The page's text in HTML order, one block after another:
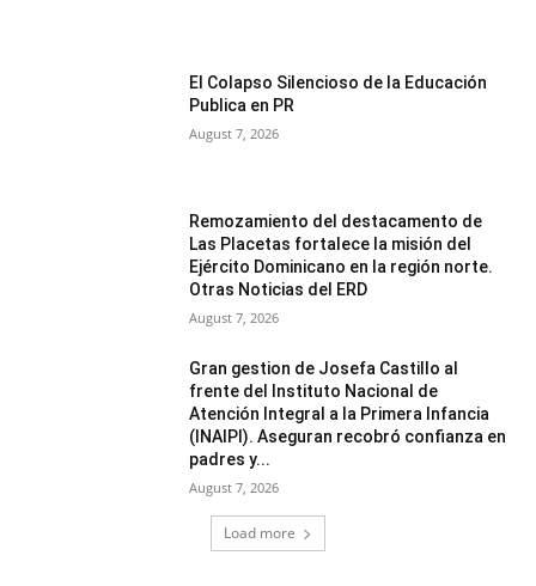
El Colapso Silencioso de la Educación
Publica en PR
August 7, 2026
Remozamiento del destacamento de
Las Placetas fortalece la misión del
Ejército Dominicano en la región norte.
Otras Noticias del ERD
August 7, 2026
Gran gestion de Josefa Castillo al
frente del Instituto Nacional de
Atención Integral a la Primera Infancia
(INAIPI). Aseguran recobró confianza en
padres y...
August 7, 2026
Load more